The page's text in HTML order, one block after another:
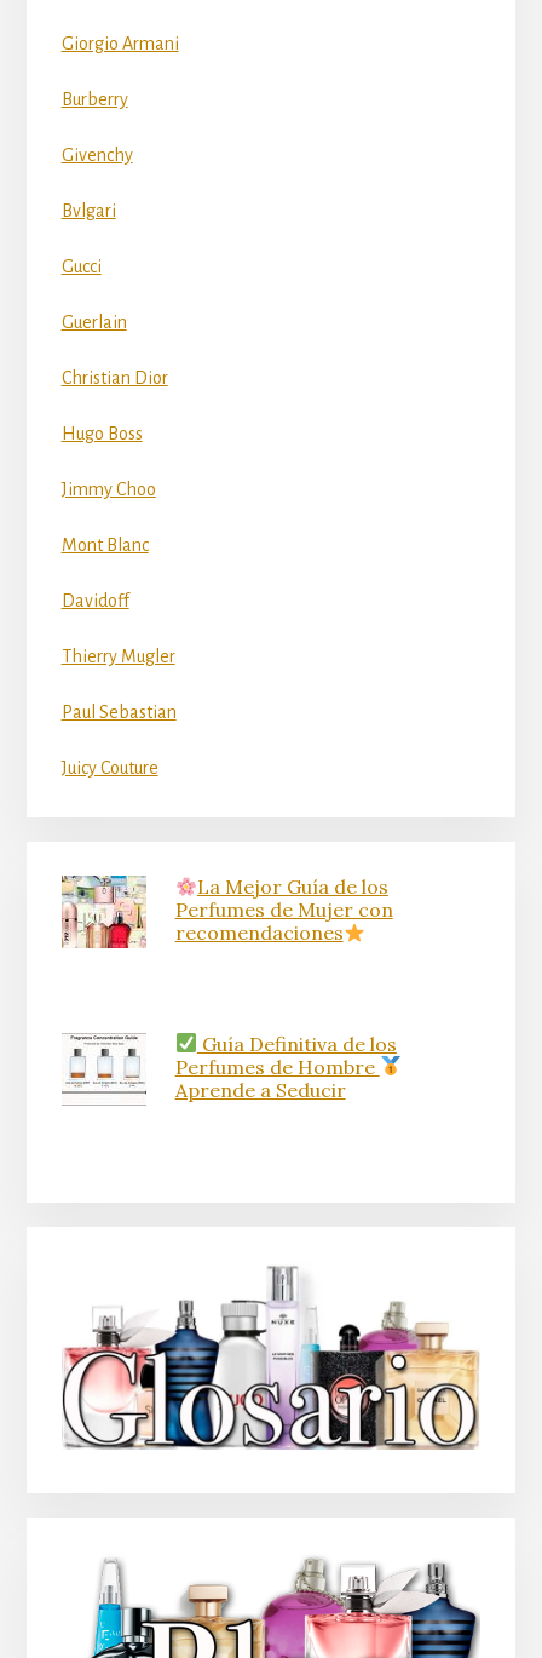
Giorgio Armani
Burberry
Givenchy
Bvlgari
Gucci
Guerlain
Christian Dior
Hugo Boss
Jimmy Choo
Mont Blanc
Davidoff
Thierry Mugler
Paul Sebastian
Juicy Couture
La Mejor Guía de los
Perfumes de Mujer con
recomendaciones
Guía Definitiva de los
Perfumes de Hombre
Aprende a Seducir